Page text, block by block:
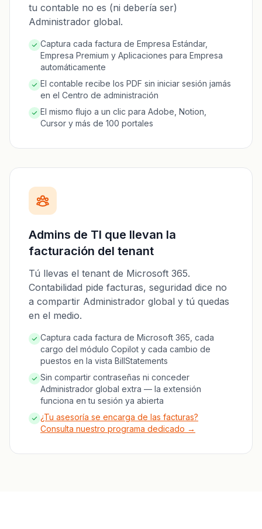
tu contable no es (ni debería ser)
Administrador global.
Captura cada factura de Empresa Estándar,
Empresa Premium y Aplicaciones para Empresa
automáticamente
El contable recibe los PDF sin iniciar sesión jamás
en el Centro de administración
El mismo flujo a un clic para Adobe, Notion,
Cursor y más de 100 portales
Admins de TI que llevan la
facturación del tenant
Tú llevas el tenant de Microsoft 365.
Contabilidad pide facturas, seguridad dice no
a compartir Administrador global y tú quedas
en el medio.
Captura cada factura de Microsoft 365, cada
cargo del módulo Copilot y cada cambio de
puestos en la vista BillStatements
Sin compartir contraseñas ni conceder
Administrador global extra — la extensión
funciona en tu sesión ya abierta
¿Tu asesoría se encarga de las facturas?
Consulta nuestro programa dedicado →